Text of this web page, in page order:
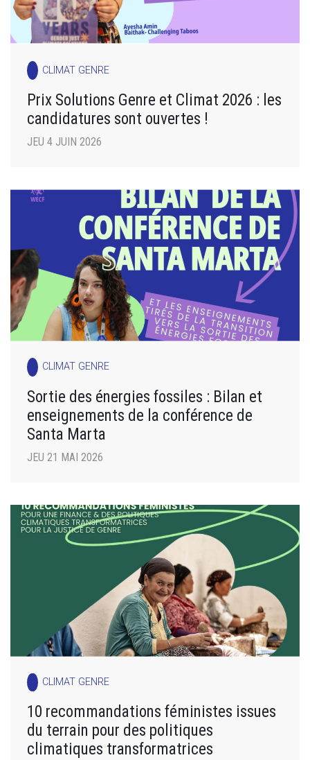
CLIMAT GENRE
Prix Solutions Genre et Climat 2026 : les
candidatures sont ouvertes !
JEU 4 JUIN 2026
CLIMAT GENRE
Sortie des énergies fossiles : Bilan et
enseignements de la conférence de
Santa Marta
JEU 21 MAI 2026
CLIMAT GENRE
10 recommandations féministes issues
du terrain pour des politiques
climatiques transformatrices